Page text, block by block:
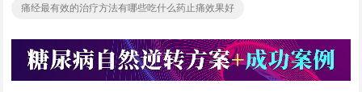
痛经最有效的治疗方法有哪些吃什么药止痛效果好